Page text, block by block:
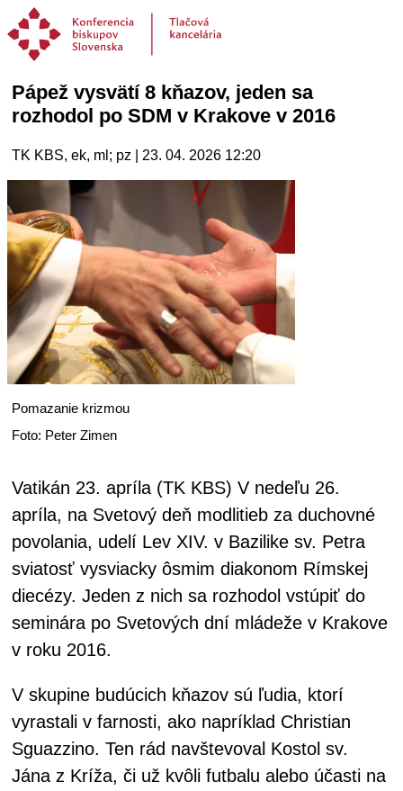
Pápež vysvätí 8 kňazov, jeden sa
rozhodol po SDM v Krakove v 2016
TK KBS, ek, ml; pz | 23. 04. 2026 12:20
Pomazanie krizmou
Foto: Peter Zimen
Vatikán 23. apríla (TK KBS) V nedeľu 26.
apríla, na Svetový deň modlitieb za duchovné
povolania, udelí Lev XIV. v Bazilike sv. Petra
sviatosť vysviacky ôsmim diakonom Rímskej
diecézy. Jeden z nich sa rozhodol vstúpiť do
seminára po Svetových dní mládeže v Krakove
v roku 2016.
V skupine budúcich kňazov sú ľudia, ktorí
vyrastali v farnosti, ako napríklad Christian
Sguazzino. Ten rád navštevoval Kostol sv.
Jána z Kríža, či už kvôli futbalu alebo účasti na